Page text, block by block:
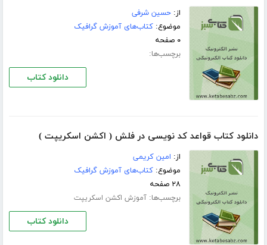
از:حسین شرفی
موضوع:کتاب‌های آموزش گرافیک
۰ صفحه
برچسب‌ها:
دانلود کتاب
دانلود کتاب قواعد کد نویسی در فلش ( اکشن اسکریپت )
از: امین کریمی
موضوع:کتاب‌های آموزش گرافیک
۲۸ صفحه
برچسب‌ها:آموزش اکشن اسکریپت
دانلود کتاب